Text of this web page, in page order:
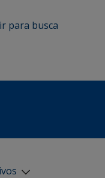
ir para busca